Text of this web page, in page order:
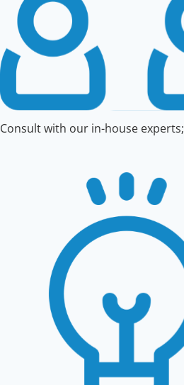
Consult with our in-house experts;